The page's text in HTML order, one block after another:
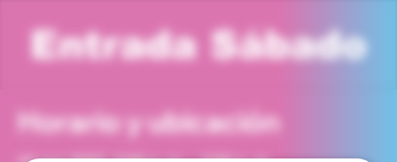
Entrada Sábado
Horario y ubicación